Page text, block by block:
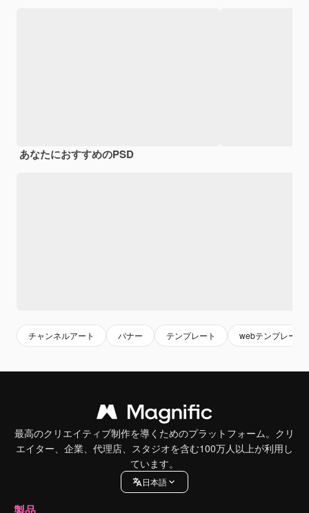
あなたにおすすめのPSD
チャンネルアート バナー テンプレート webテンプレート
最高のクリエイティブ制作を導くためのプラットフォーム。クリ
エイター、企業、代理店、スタジオを含む100万人以上が利用し
ています。
日本語
製品